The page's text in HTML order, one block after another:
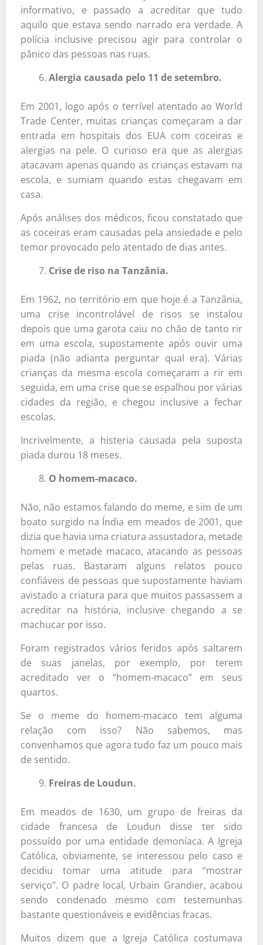
informativo, e passado a acreditar que tudo
aquilo que estava sendo narrado era verdade. A
polícia inclusive precisou agir para controlar o
pânico das pessoas nas ruas.
Alergia causada pelo 11 de setembro.
Em 2001, logo após o terrível atentado ao World
Trade Center, muitas crianças começaram a dar
entrada em hospitais dos EUA com coceiras e
alergias na pele. O curioso era que as alergias
atacavam apenas quando as crianças estavam na
escola, e sumiam quando estas chegavam em
casa.
Após análises dos médicos, ficou constatado que
as coceiras eram causadas pela ansiedade e pelo
temor provocado pelo atentado de dias antes.
Crise de riso na Tanzânia.
Em 1962, no território em que hoje é a Tanzânia,
uma crise incontrolável de risos se instalou
depois que uma garota caiu no chão de tanto rir
em uma escola, supostamente após ouvir uma
piada (não adianta perguntar qual era). Várias
crianças da mesma escola começaram a rir em
seguida, em uma crise que se espalhou por várias
cidades da região, e chegou inclusive a fechar
escolas.
Incrivelmente, a histeria causada pela suposta
piada durou 18 meses.
O homem-macaco.
Não, não estamos falando do meme, e sim de um
boato surgido na Índia em meados de 2001, que
dizia que havia uma criatura assustadora, metade
homem e metade macaco, atacando as pessoas
pelas ruas. Bastaram alguns relatos pouco
confiáveis de pessoas que supostamente haviam
avistado a criatura para que muitos passassem a
acreditar na história, inclusive chegando a se
machucar por isso.
Foram registrados vários feridos após saltarem
de suas janelas, por exemplo, por terem
acreditado ver o “homem-macaco” em seus
quartos.
Se o meme do homem-macaco tem alguma
relação com isso? Não sabemos, mas
convenhamos que agora tudo faz um pouco mais
de sentido.
Freiras de Loudun.
Em meados de 1630, um grupo de freiras da
cidade francesa de Loudun disse ter sido
possuído por uma entidade demoníaca. A Igreja
Católica, obviamente, se interessou pelo caso e
decidiu tomar uma atitude para “mostrar
serviço”. O padre local, Urbain Grandier, acabou
sendo condenado mesmo com testemunhas
bastante questionáveis e evidências fracas.
Muitos dizem que a Igreja Católica costumava